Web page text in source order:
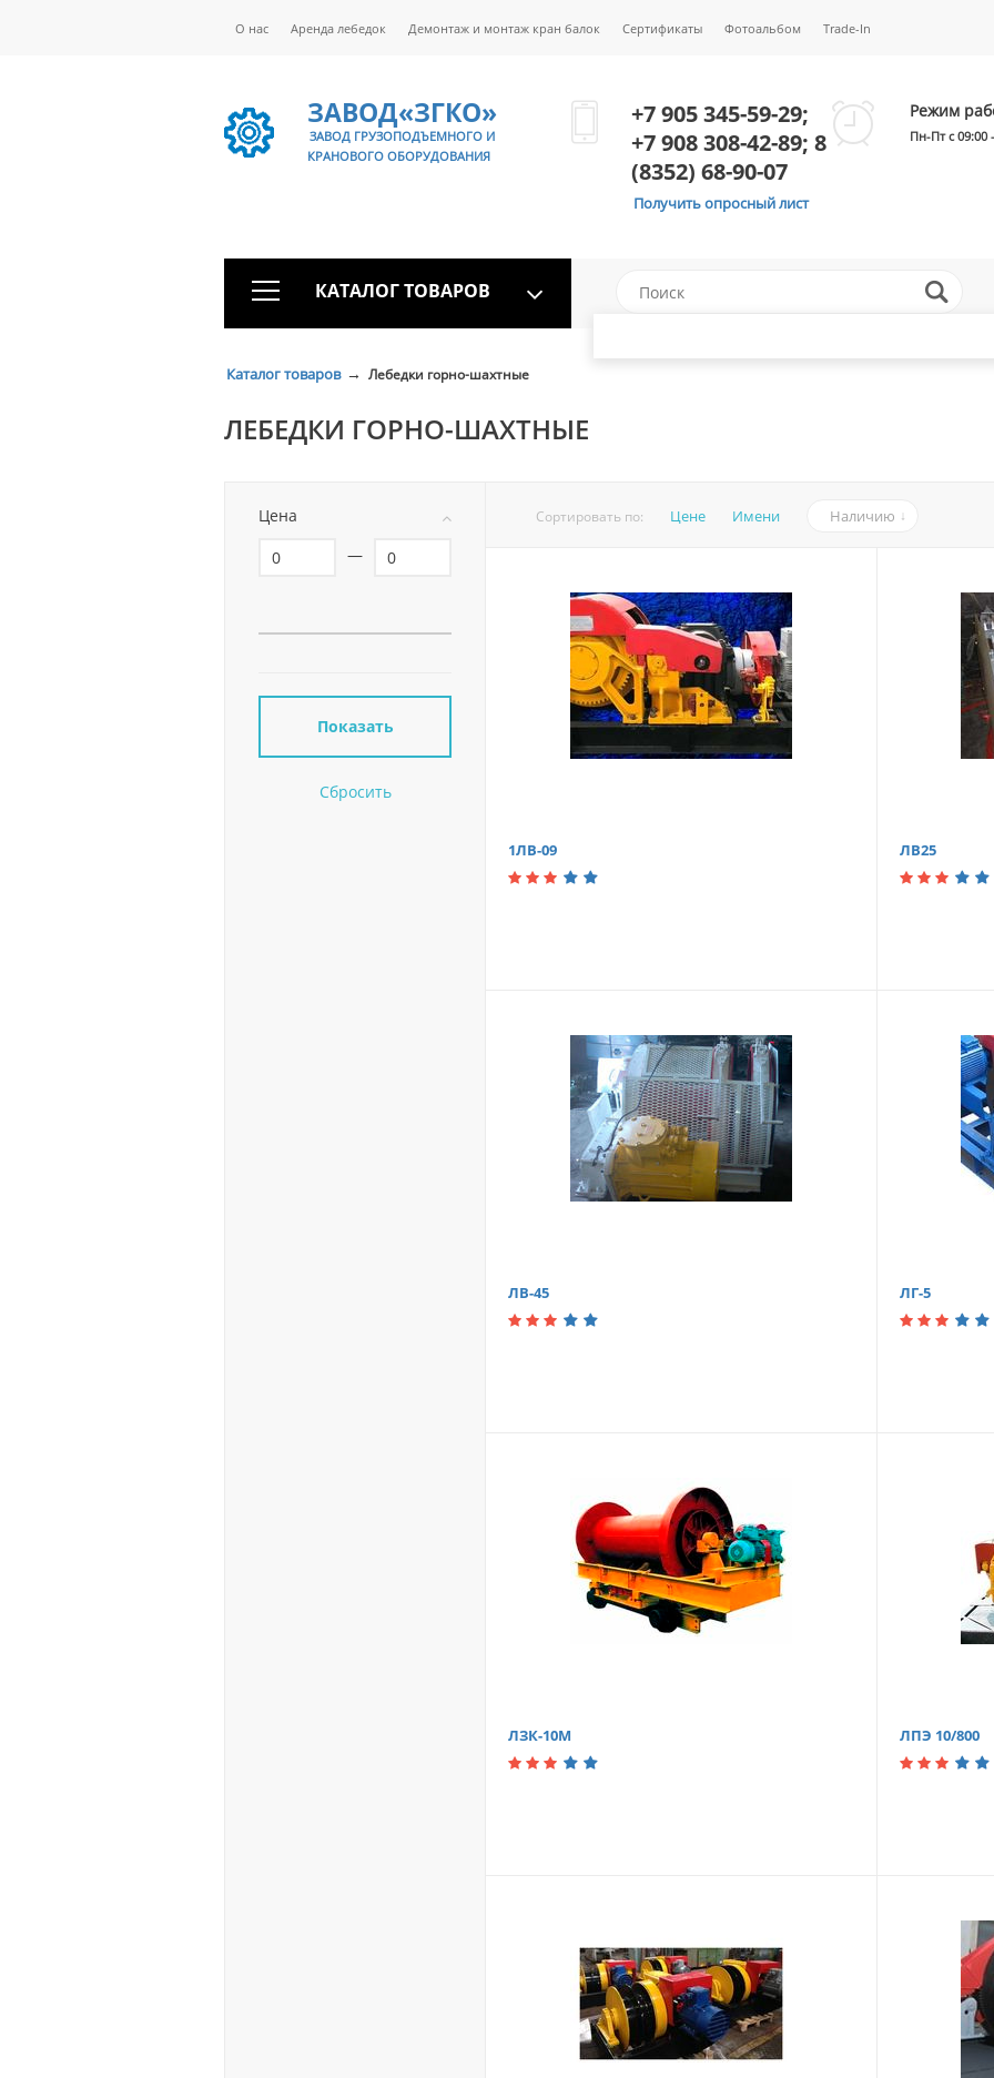
О нас Аренда лебедок Демонтаж и монтаж кран балок Сертификаты Фотоальбом Trade-In
ЗАВОД«ЗГКО»
ЗАВОД ГРУЗОПОДЪЕМНОГО И
КРАНОВОГО ОБОРУДОВАНИЯ
+7 905 345-59-29;
+7 908 308-42-89; 8
(8352) 68-90-07
Получить опросный лист
Режим
Пн-Пт с 09:00
КАТАЛОГ ТОВАРОВ
Каталог товаров → Лебедки горно-шахтные
ЛЕБЕДКИ ГОРНО-ШАХТНЫЕ
Цена
—
Сортировать по: Цене Имени Наличию
1ЛВ-09 ЛВ25
ЛВ-45 ЛГ-5
ЛЗК-10М ЛПЭ 10/800